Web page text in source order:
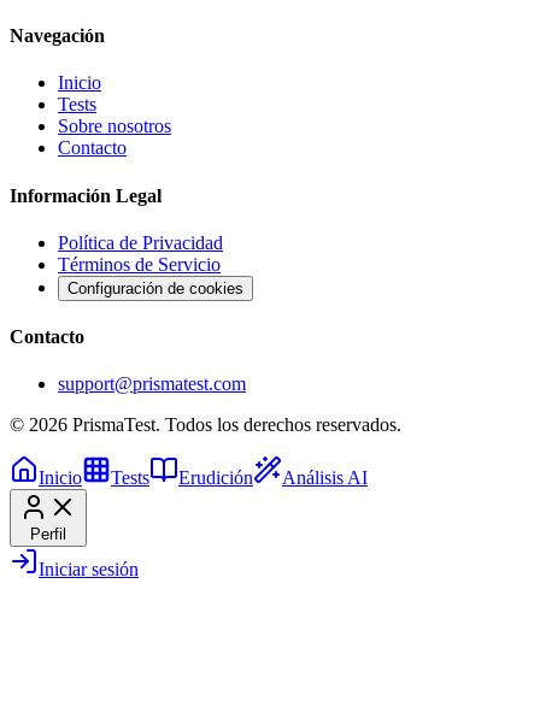
Navegación
Inicio
Tests
Sobre nosotros
Contacto
Información Legal
Política de Privacidad
Términos de Servicio
Configuración de cookies
Contacto
support@prismatest.com
© 2026 PrismaTest. Todos los derechos reservados.
Inicio Tests Erudición Análisis AI
Perfil
Iniciar sesión